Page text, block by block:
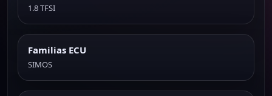
1.8 TFSI
Familias ECU
SIMOS